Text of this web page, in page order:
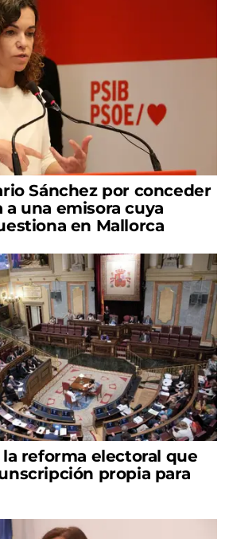
Sánchez por conceder
una emisora cuya
en Mallorca
reforma electoral que
propia para